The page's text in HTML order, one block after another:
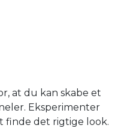
at du kan skabe et
Eksperimenter
finde det rigtige look.